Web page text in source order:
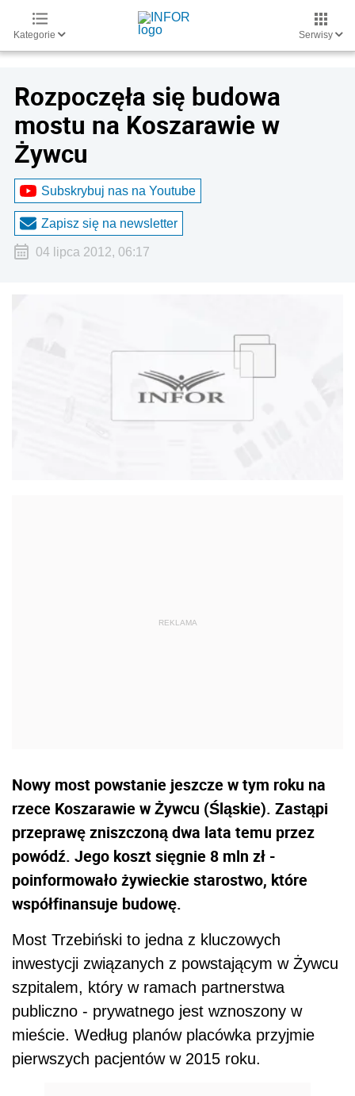
Kategorie Serwisy
Rozpoczęła się budowa
mostu na Koszarawie w
Żywcu
Subskrybuj nas na Youtube
Zapisz się na newsletter
04 lipca 2012, 06:17
Nowy most powstanie jeszcze w tym roku na
rzece Koszarawie w Żywcu (Śląskie). Zastąpi
przeprawę zniszczoną dwa lata temu przez
powódź. Jego koszt sięgnie 8 mln zł -
poinformowało żywieckie starostwo, które
współfinansuje budowę.
Most Trzebiński to jedna z kluczowych
inwestycji związanych z powstającym w Żywcu
szpitalem, który w ramach partnerstwa
publiczno - prywatnego jest wznoszony w
mieście. Według planów placówka przyjmie
pierwszych pacjentów w 2015 roku.